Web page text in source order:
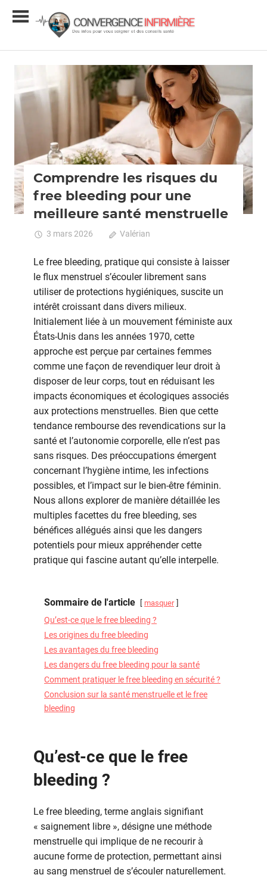
Skip
santé
Comprendre les risques du
free bleeding pour une
meilleure santé menstruelle
3 mars 2026 Valérian
Comprendre
les
risques
bleeding
pour
une
meilleure
santé
menstruelle
Le free bleeding, pratique qui consiste à laisser
le flux menstruel s’écouler librement sans
utiliser de protections hygiéniques, suscite un
intérêt croissant dans divers milieux.
Initialement liée à un mouvement féministe aux
États-Unis dans les années 1970, cette
approche est perçue par certaines femmes
comme une façon de revendiquer leur droit à
disposer de leur corps, tout en réduisant les
impacts économiques et écologiques associés
aux protections menstruelles. Bien que cette
tendance rembourse des revendications sur la
santé et l’autonomie corporelle, elle n’est pas
sans risques. Des préoccupations émergent
concernant l’hygiène intime, les infections
possibles, et l’impact sur le bien-être féminin.
Nous allons explorer de manière détaillée les
multiples facettes du free bleeding, ses
bénéfices allégués ainsi que les dangers
potentiels pour mieux appréhender cette
pratique qui fascine autant qu’elle interpelle.
Sommaire de l'article masquer
Qu’est-ce que le free bleeding ?
Les origines du free bleeding
Les avantages du free bleeding
Les dangers du free bleeding pour la santé
Comment pratiquer le free bleeding en sécurité ?
Conclusion sur la santé menstruelle et le free
bleeding
Qu’est-ce que le free
bleeding ?
Le free bleeding, terme anglais signifiant
« saignement libre », désigne une méthode
menstruelle qui implique de ne recourir à
aucune forme de protection, permettant ainsi
au sang menstruel de s’écouler naturellement.